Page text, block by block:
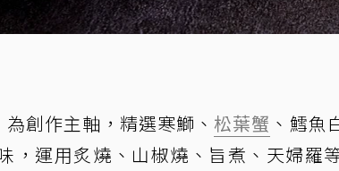
創作主軸，精選寒鰤、 松葉蟹 、鱈魚
，運用炙燒、山椒燒、旨煮、天婦羅